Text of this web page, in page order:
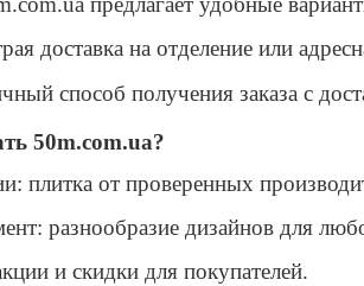
доставка на отделение или
способ получения заказа с
50m.com.ua?
плитка от проверенных
разнообразие дизайнов для
и скидки для покупателей.